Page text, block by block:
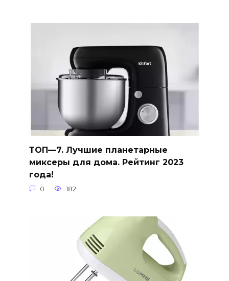
ТОП—7. Лучшие планетарные
миксеры для дома. Рейтинг 2023
года!
0 182